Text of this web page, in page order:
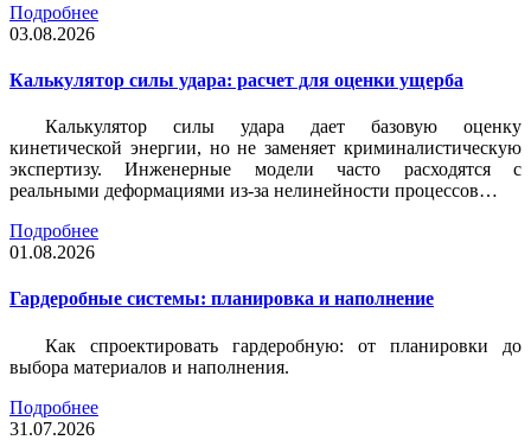
Подробнее
03.08.2026
Калькулятор силы удара: расчет для оценки ущерба
Калькулятор силы удара дает базовую оценку
кинетической энергии, но не заменяет криминалистическую
экспертизу. Инженерные модели часто расходятся с
реальными деформациями из-за нелинейности процессов…
Подробнее
01.08.2026
Гардеробные системы: планировка и наполнение
Как спроектировать гардеробную: от планировки до
выбора материалов и наполнения.
Подробнее
31.07.2026